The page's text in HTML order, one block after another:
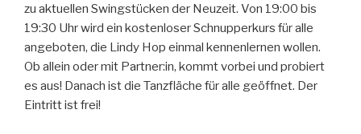
zu aktuellen Swingstücken der Neuzeit. Von 19:00 bis
19:30 Uhr wird ein kostenloser Schnupperkurs für alle
angeboten, die Lindy Hop einmal kennenlernen wollen.
Ob allein oder mit Partner:in, kommt vorbei und probiert
es aus! Danach ist die Tanzfläche für alle geöffnet. Der
Eintritt ist frei!